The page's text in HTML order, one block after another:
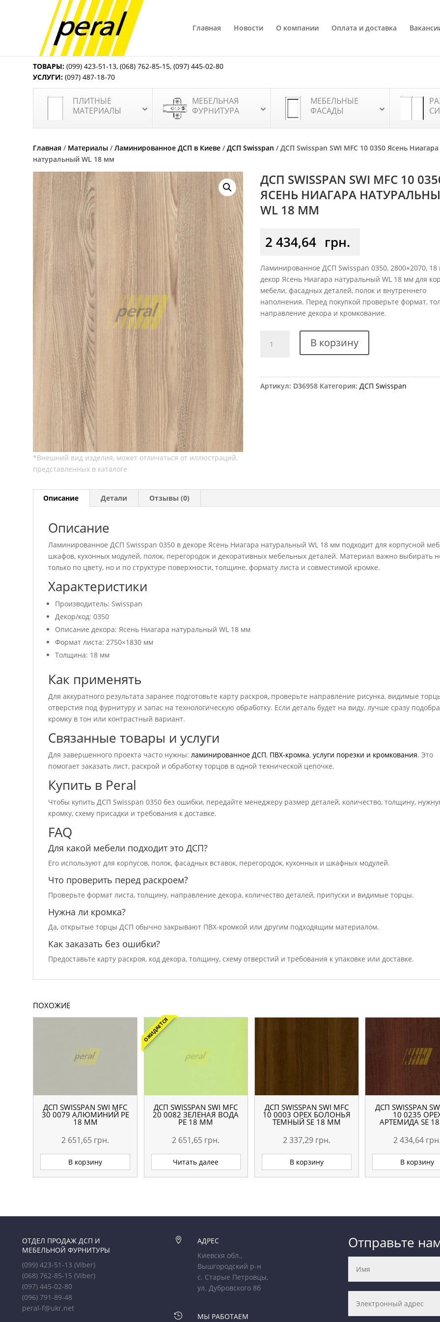
Главная Новости О компании Оплата и доставка
ТОВАРЫ: (099) 423-51-13,(068) 762-85-15,(097) 445-02-80
УСЛУГИ: (097) 487-18-70
ПЛИТНЫЕ
МАТЕРИАЛЫ
МЕБЕЛЬНАЯ
ФУРНИТУРА
МЕБЕЛЬНЫЕ
ФАСАДЫ
Главная / Материалы /Ламинированное ДСП в Киеве /ДСП Swisspan / ДСП Swisspan SWI MFC 10 0350 Ясень Ниагара
натуральный WL 18 мм
ДСП SWISSPAN SWI MFC 10
ЯСЕНЬ НИАГАРА
WL 18 ММ
2 434,64 грн.
Ламинированное ДСП Swisspan 0350, 2800×2070, 18
декор Ясень Ниагара натуральный WL 18 мм для
мебели, фасадных деталей, полок и внутреннего
наполнения. Перед покупкой проверьте формат,
направление декора и кромкование.
товара
MFC
В корзину
Артикул: D36958 Категория:ДСП Swisspan
Описание Детали Отзывы (0)
Описание
Ламинированное ДСП Swisspan 0350 в декоре Ясень Ниагара натуральный WL 18 мм подходит для корпусной
шкафов, кухонных модулей, полок, перегородок и декоративных мебельных деталей. Материал важно выбирать
только по цвету, но и по структуре поверхности, толщине, формату листа и совместимой кромке.
Характеристики
Производитель: Swisspan
Декор/код: 0350
Описание декора: Ясень Ниагара натуральный WL 18 мм
Формат листа: 2750×1830 мм
Толщина: 18 мм
Как применять
Для аккуратного результата заранее подготовьте карту раскроя, проверьте направление рисунка, видимые
отверстия под фурнитуру и запас на технологическую обработку. Если деталь будет на виду, лучше сразу
кромку в тон или контрастный вариант.
Связанные товары и услуги
Для завершенного проекта часто нужны:ламинированное ДСП, ПВХ-кромка,услуги порезки и кромкования. Это
помогает заказать лист, раскрой и обработку торцов в одной технической цепочке.
Купить в Peral
Чтобы купить ДСП Swisspan 0350 без ошибки, передайте менеджеру размер деталей, количество, толщину,
кромку, схему присадки и требования к доставке.
FAQ
Для какой мебели подходит это ДСП?
Его используют для корпусов, полок, фасадных вставок, перегородок, кухонных и шкафных модулей.
Что проверить перед раскроем?
Проверьте формат листа, толщину, направление декора, количество деталей, припуски и видимые торцы.
Нужна ли кромка?
Да, открытые торцы ДСП обычно закрывают ПВХ-кромкой или другим подходящим материалом.
Как заказать без ошибки?
Предоставьте карту раскроя, код декора, толщину, схему отверстий и требования к упаковке или доставке.
ПОХОЖИЕ
ДСП SWISSPAN SWI MFC
30 0079 АЛЮМИНИЙ PE
18 ММ
2 651,65 грн.
В корзину
ОЖИДАЕТСЯ
ДСП SWISSPAN SWI MFC
20 0082 ЗЕЛЕНАЯ ВОДА
PE 18 ММ
2 651,65 грн.
Читать далее
ДСП SWISSPAN SWI MFC
10 0003 ОРЕХ БОЛОНЬЯ
ТЕМНЫЙ SE 18 ММ
2 337,29 грн.
В корзину
ДСП SWISSPAN
10 0235
АРТЕМИДА SE
2 434,64 грн.
В корзину
ОТДЕЛ ПРОДАЖ ДСП И
МЕБЕЛЬНОЙ ФУРНИТУРЫ
(099) 423-51-13(Viber)
(068) 762-85-15(Viber)
(097) 445-02-80
(096) 791-89-48
peral-f@ukr.net

АДРЕС
Киевскя обл.,
Вышгородский р-н
с. Старые Петровцы,
ул. Дубровского 8б
 МЫ РАБОТАЕМ
Отправьте